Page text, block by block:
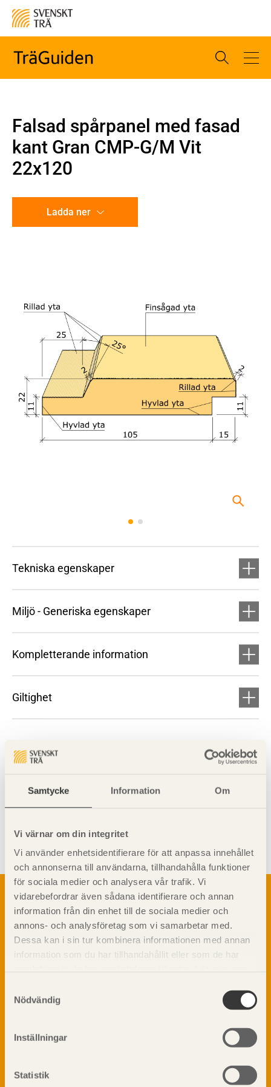
Samtycke Information Om
Vi värnar om din integritet
Vi använder enhetsidentifierare för att anpassa innehållet
och annonserna till användarna, tillhandahålla funktioner
för sociala medier och analysera vår trafik. Vi
vidarebefordrar även sådana identifierare och annan
information från din enhet till de sociala medier och
annons- och analysföretag som vi samarbetar med.
Dessa kan i sin tur kombinera informationen med annan
information som du har tillhandahållit eller som de har
Nödvändig
Inställningar
Statistik
Falsad spårpanel med fasad
kant Gran CMP-G/M Vit
22x120
Ladda ner
Tekniska egenskaper
Miljö - Generiska egenskaper
Kompletterande information
Giltighet
Om trä
Materialet trä
Skogsbruk
Barrträdets uppbyggnad
Träets egenskaper och kvalitet
Sågverksprocessen
Kemisk behandling
Byggfysik
Ljud
TräGuiden är den digitala handboken för trä och
träbyggande och innehåller information om
materialet trä samt instruktioner för byggande
med trä.